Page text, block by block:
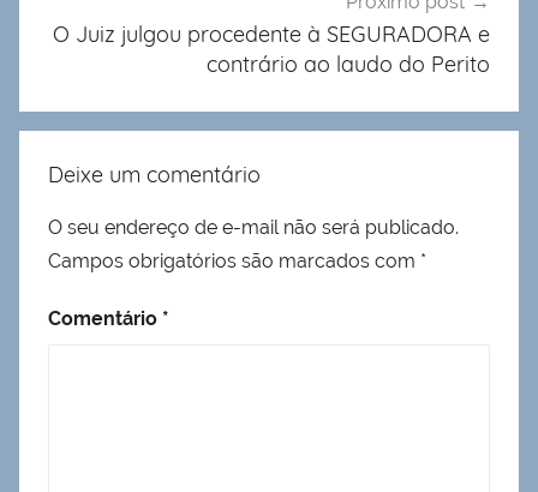
O Juiz julgou procedente à SEGURADORA e
contrário ao laudo do Perito
Deixe um comentário
O seu endereço de e-mail não será publicado.
Campos obrigatórios são marcados com *
Comentário *